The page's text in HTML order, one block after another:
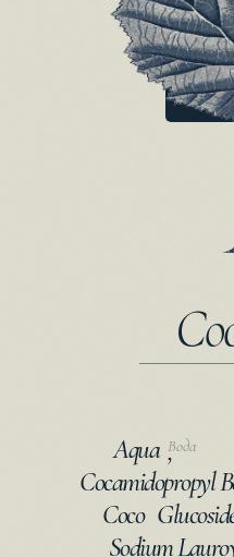
В
250 мл
Вода
,
Aqua
Cocamidopropyl
Coco
Sodium